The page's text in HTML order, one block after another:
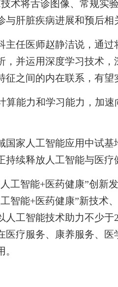
术将舌诊图像、常规实
与肝脏疾病进展和预后相
任医师赵静洁说，通过
，并运用深度学习技术
征之间的内在联系，有望
能力和学习能力，加速
家人工智能应用中试基
续释放人工智能与医疗
智能+医药健康”创新发
智能+医药健康”新技术
人工智能技术助力不少
医疗服务、康养服务、